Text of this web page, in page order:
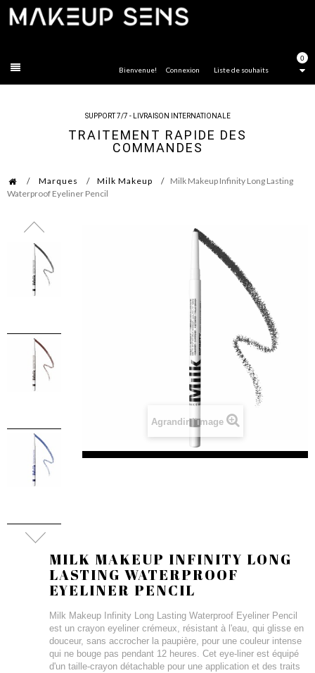
0
Liste de souhaits
Bienvenue! Connexion
SUPPORT 7/7 - LIVRAISON INTERNATIONALE
TRAITEMENT RAPIDE DES
COMMANDES
Marques Milk Makeup
Milk Makeup Infinity Long Lasting
Waterproof Eyeliner Pencil
Agrandir l'image
MILK MAKEUP INFINITY LONG
LASTING WATERPROOF
EYELINER PENCIL
Milk Makeup Infinity Long Lasting Waterproof Eyeliner Pencil
est un crayon eyeliner crémeux, résistant à l'eau, qui glisse en
douceur, sans accrocher la paupière, pour une couleur intense
qui ne bouge pas pendant 12 heures. Cet eye-liner est équipé
d'un taille-crayon détachable pour une application et des traits